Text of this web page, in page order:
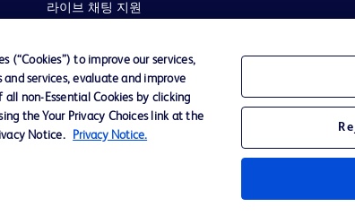
라이브 채팅 지원
관 개인정보처리방침 웹사이트 접근성
(“Cookies”) to improve our services,
services, evaluate and improve
non-Essential Cookies by clicking
the Your Privacy Choices link at the
Notice.
Privacy Notice.